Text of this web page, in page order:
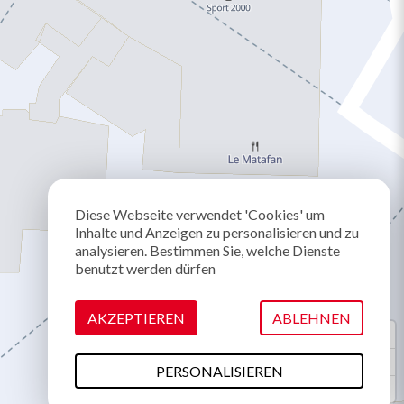
Diese Webseite verwendet 'Cookies' um
Inhalte und Anzeigen zu personalisieren und zu
analysieren. Bestimmen Sie, welche Dienste
benutzt werden dürfen
AKZEPTIEREN ABLEHNEN
PERSONALISIEREN